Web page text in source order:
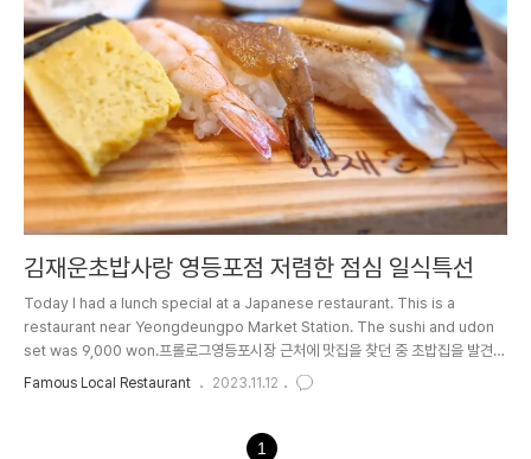
스. 2. 위치희락돈가스는 영등포시장역 5호선 3번 출구로 나오면 영..
김재운초밥사랑 영등포점 저렴한 점심 일식특선
Today I had a lunch special at a Japanese restaurant. This is a
restaurant near Yeongdeungpo Market Station. The sushi and udon
set was 9,000 won.프롤로그영등포시장 근처에 맛집을 찾던 중 초밥집을 발견하
였다. 짧은 점심시간에 빨리 먹을 수 있는 점심메뉴로 초밥을 주로 먹는데, 초밥 구성
람들이 점심시간이 되면 초밥식당에 많은 인파가 모였다.1. 상호명김재운 초밥사랑2.
Famous Local Restaurant 2023.11.12
1